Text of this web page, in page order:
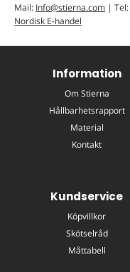
Mail: Info@stierna.com | Tel:
Nordisk E-handel
Information
Om Stierna
Hållbarhetsrapport
Material
Kontakt
Kundservice
Köpvillkor
Skötselråd
Måttabell